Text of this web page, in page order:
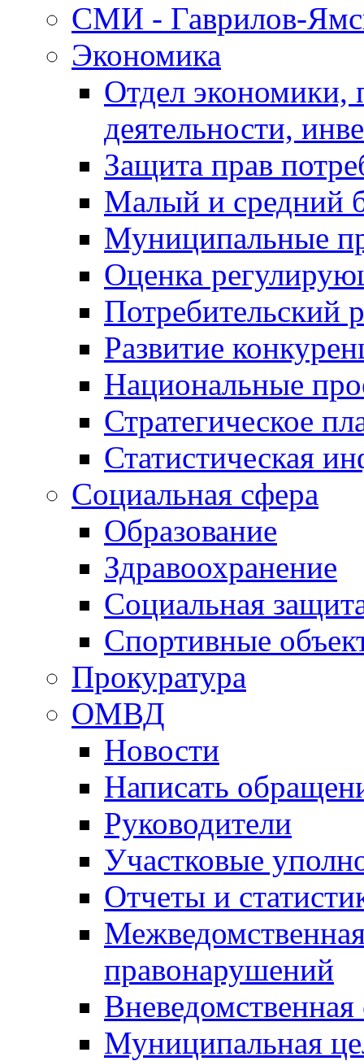
СМИ - Гаврилов-
Экономика
Отдел экономики,
деятельности,
Защита прав
Малый и средний
Муниципальные
Оценка
Потребительский
Развитие
Национальные
Стратегическое
Статистическая
Социальная сфера
Образование
Здравоохранение
Социальная
Спортивные
Прокуратура
ОМВД
Новости
Написать
Руководители
Участковые
Отчеты и
правонарушений
Вневедомственная
Муниципальная